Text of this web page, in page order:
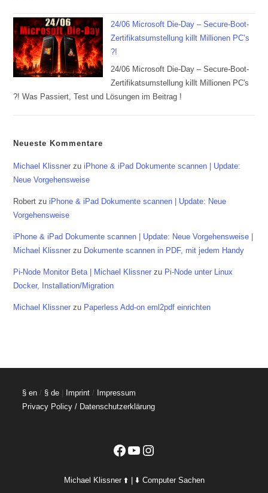
24/06 Microsoft Die-Day – Secure-Boot-
Zertifikatsumstellung killt Millionen PC’s
?!
24/06 Microsoft Die-Day – Secure-Boot-
Zertifikatsumstellung killt Millionen PC's
?! Was Passiert, Test und Lösungen im Beitrag !
Neueste Kommentare
Michael Klissner zuiPhone & iPad Dokumente scannen | Update:
Neue Vorgehensweise
Robert zuiPhone & iPad Dokumente scannen | Update: Neue
Vorgehensweise
iPhone & iPad Dokumente scannen | Update: Neue Vorgehensweise |
Michael Klissner zu Dokumente scannen in PDF, mit jedem Handy
Pi-Node Monitor Beta | Michael Klissner zu Pi-Node unter Linux
Docker, Installation/Migration
Michael Klissner zu Paperless Add-on eml2pdf einrichten
§ en / § de Imprint / Impressum
Privacy Policy / Datenschutzerklärung
Facebook
YouTubeInstagram
Michael Klissner ⬆️ | ⬇️ Computer Sachen